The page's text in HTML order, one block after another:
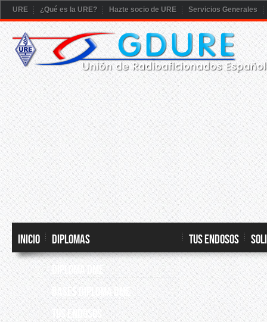
URE ¿Qué es la URE? Hazte socio de URE Servicios Generales
Inicio DIPLOMAS
DIPLOMA DME
BASES DIPLOMA DME
TUS ENDOSOS
TUS ENDOSOS